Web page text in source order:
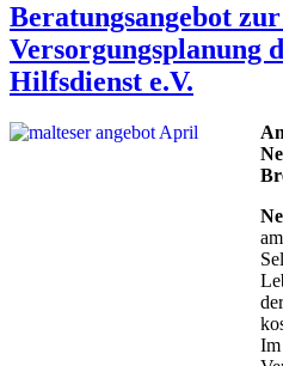
Beratungsangebot
Versorgungsplanung
Hilfsdienst e.V.
Im